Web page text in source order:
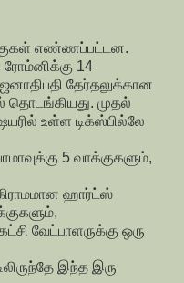
எண்ணப்பட்டன.
ரோம்னிக்கு 14
தேர்தலுக்கான
தொடங்கியது. முதல்
உள்ள டிக்ஸ்பில்லே
5 வாக்குகளும்,
ஹார்ட்ஸ்
வேட்பாளருக்கு ஒரு
இந்த இரு